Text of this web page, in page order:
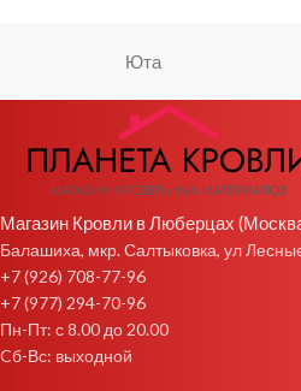
Юта
Магазин Кровли в Люберцах
Балашиха, мкр. Салтыковка, ул
+7 (926) 708-77-96
+7 (977) 294-70-96
Пн-Пт: с 8.00 до 20.00
Cб-Вс: выходной